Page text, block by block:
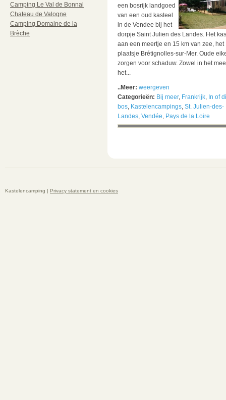
Camping Le Val de Bonnal
Chateau de Valogne
Camping Domaine de la
Brèche
een bosrijk landgoed
van een oud kasteel
in de Vendee bij het
dorpje Saint Julien des Landes. Het
aan een meertje en 15 km van zee, het
plaatsje Brétignolles-sur-Mer. Oude
zorgen voor schaduw. Zowel in het
het...
..Meer: weergeven
Categorieën: Bij meer, Frankrijk, In of
bos, Kastelencampings, St. Julien-des-
Landes, Vendée, Pays de la Loire
Kastelencamping | Privacy statement en cookies